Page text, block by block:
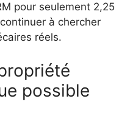
pour seulement 2,25
à chercher
réels.
possible